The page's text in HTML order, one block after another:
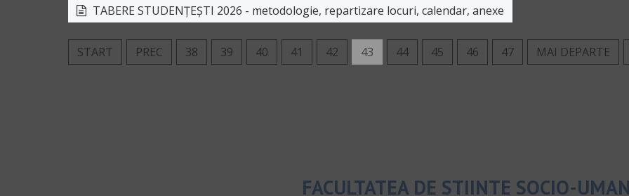
TABERE STUDENȚEȘTI 2026 - metodologie, repartizare locuri, calendar, anexe
START PREC 38 39 40 41 42 43 44 45 46 47 MAI DEPARTE
FACULTATEA DE STIINTE SOCIO-